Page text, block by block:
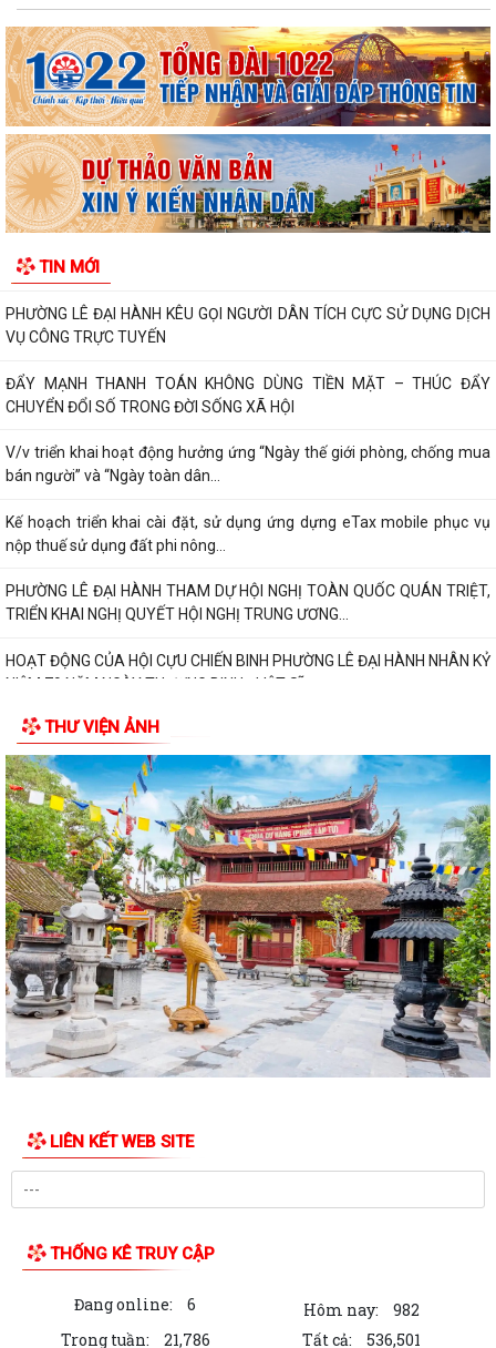
TIN MỚI
INFOGRAPHIC TUYÊN TRUYỀN TỘI PHẠM MUA BÁN NGƯỜI HIỂU ĐÚNG
ĐỂ PHÒNG TRÁNH
Luật HGƠCS (sửa đổi): Tập trung vào 05 chính sách, đáp ứng yêu cầu
phát triển trong bối cảnh mới
Văn bản hợp nhất số 72/2026/VBHN-NĐ-BNNMT ngày 20 tháng 7
năm 2026 về Nghị định xử phạt vi phạm...
khẩu) và xe Rebel 500 & CL500 (xe...
PHƯỜNG LÊ ĐẠI HÀNH KÊU GỌI NGƯỜI DÂN TÍCH CỰC SỬ DỤNG DỊCH
VỤ CÔNG TRỰC TUYẾN
ĐẨY MẠNH THANH TOÁN KHÔNG DÙNG TIỀN MẶT – THÚC ĐẨY
CHUYỂN ĐỔI SỐ TRONG ĐỜI SỐNG XÃ HỘI
V/v triển khai hoạt động hưởng ứng “Ngày thế giới phòng, chống mua
bán người” và “Ngày toàn dân...
Kế hoạch triển khai cài đặt, sử dụng ứng dựng eTax mobile phục vụ
nộp thuế sử dụng đất phi nông...
PHƯỜNG LÊ ĐẠI HÀNH THAM DỰ HỘI NGHỊ TOÀN QUỐC QUÁN TRIỆT,
TRIỂN KHAI NGHỊ QUYẾT HỘI NGHỊ TRUNG ƯƠNG...
HOẠT ĐỘNG CỦA HỘI CỰU CHIẾN BINH PHƯỜNG LÊ ĐẠI HÀNH NHÂN KỶ
NIỆM 79 NĂM NGÀY THƯƠNG BINH - LIỆT SĨ...
ỦY BAN MTTQ VIỆT NAM PHƯỜNG LÊ ĐẠI HÀNH PHỐI HỢP VỚI NGÂN
HÀNG CHÍNH SÁCH XÃ HỘI CHÍ LINH THĂM,...
THÔNG BÁO Kết quả kỳ họp thứ Năm (Kỳ họp thường lệ giữa năm
2026) Hội đồng nhân dân phường khóa...
THÔNG BÁO LỄ DÂNG HƯƠNG THẮP NẾN TRI ÂN CÁC ANH HÙNG LIỆT
SĨ
CHIẾN DỊCH 500 NGÀY ĐÊM ĐẨY MẠNH THỰC HIỆN, TÌM KIẾM, QUY
TẬP, XÁC ĐỊNH DANH TÍNH HÀI CỐT LIỆT SĨ
NGHỊ QUYẾT Quy định nội dung chi, mức chi kinh phí bảo đảm cho
công tác xây dựng văn bản quy...
10 Nghị quyết trụ cột trong kỷ nguyên vươn mình của dân tộc
phương pháp, phong cách Hồ Chí...
Hướng dẫn Quản lý và sử dụng thẻ Đảng viên
Thông báo về việc tăng cường cảnh giác với các đối tượng nhận làm
dịch vụ đất đai trái quy định của...
THĂM TẶNG QUÀ GIA ĐÌNH CHÍNH SÁCH NHÂN DỊP KỶ NIỆM 79 NĂM
NGÀY THƯƠNG BINH - LIỆT SĨ
THƯ VIỆN ẢNH
LIÊN KẾT WEB SITE
THỐNG KÊ TRUY CẬP
Đang online: 6 Hôm nay:
982
Trong tuần:
21,786 Tất cả: 536,501